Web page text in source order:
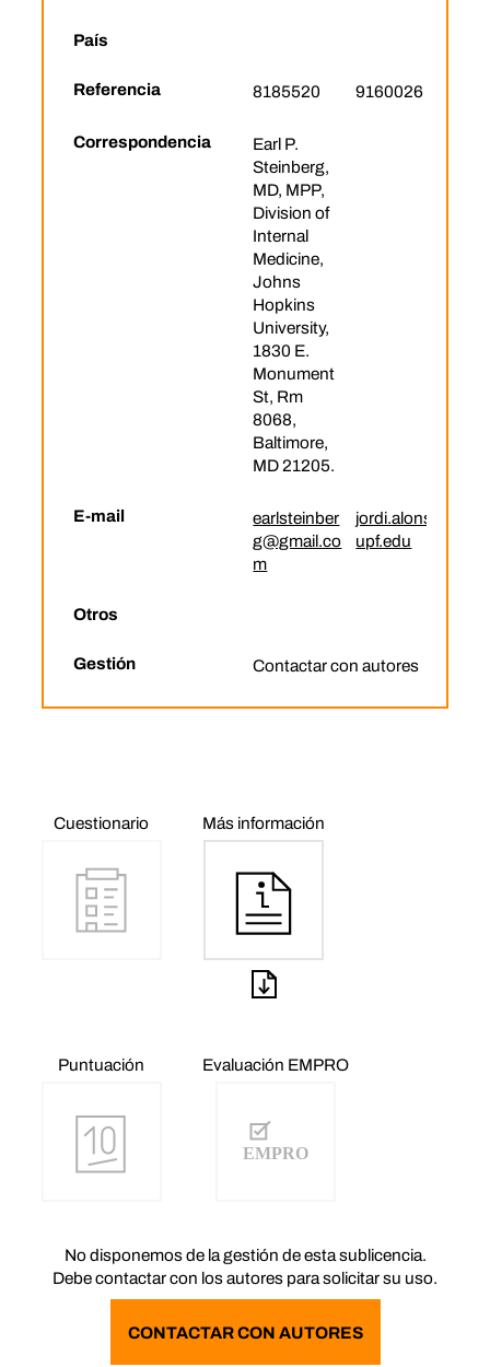
País
Referencia 8185520 9160026
Correspondencia
Earl P.
Steinberg,
MD, MPP,
Division of
Internal
Medicine,
Johns
Hopkins
University,
1830 E.
Monument
St, Rm
8068,
Baltimore,
MD 21205.
E-mail
earlsteinber
g@gmail.co
m
jordi.alonso@
upf.edu
Otros
Gestión Contactar con autores
Cuestionario Más información
Puntuación Evaluación EMPRO
No disponemos de la gestión de esta sublicencia.
Debe contactar con los autores para solicitar su uso.
CONTACTAR CON AUTORES